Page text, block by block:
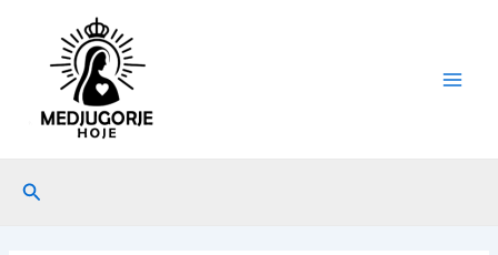
conteúdo
Pesquisar
navigation